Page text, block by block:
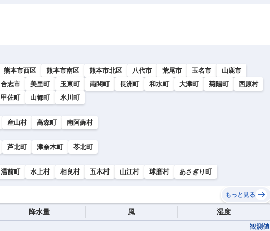
熊本市西区 熊本市南区 熊本市北区 八代市 荒尾市 玉名市
山鹿市
合志市 美里町 玉東町 南関町 長洲町 和水町 大津町 菊陽町
西原村
甲佐町 山都町 氷川町
産山村 高森町 南阿蘇村
芦北町 津奈木町 苓北町
湯前町 水上村 相良村 五木村 山江村 球磨村 あさぎり町
もっと見る
降水量 風 湿度
観測値